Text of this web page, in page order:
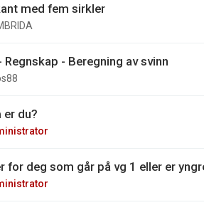
med fem sirkler
Regnskap - Beregning av svinn
er du?
for deg som går på vg 1 eller er